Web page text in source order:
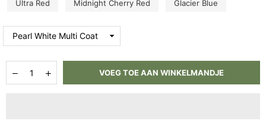
Ultra Red Midnight Cherry Red Glacier Blue
Aantal
verlagen
Aantal
verhogen
VOEG TOE AAN WINKELMANDJE